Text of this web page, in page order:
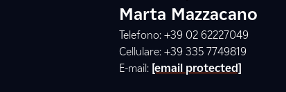
Marta Mazzacano
Telefono: +39 02 62227049
Cellulare: +39 335 7749819
E-mail: [email protected]